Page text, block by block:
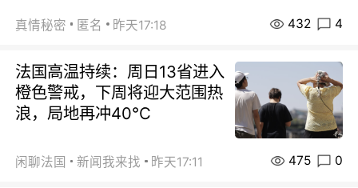
真情秘密 匿名 昨天17:18 432 4
法国高温持续：周日13省进入
橙色警戒，下周将迎大范围热
浪，局地再冲40℃
闲聊法国 新闻我来找 昨天17:11 475 0